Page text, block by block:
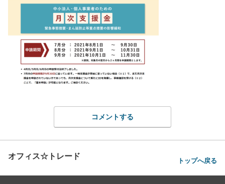
コメントする
オフィス☆トレード トップへ戻る